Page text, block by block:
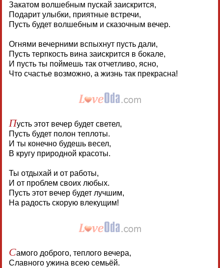
Закатом волшебным пускай заискрится,
Подарит улыбки, приятные встречи,
Пусть будет волшебным и сказочным вечер.
Огнями вечерними вспыхнут пусть дали,
Пусть терпкость вина заискрится в бокале,
И пусть ты поймешь так отчетливо, ясно,
Что счастье возможно, а жизнь так прекрасна!
Пусть этот вечер будет светел,
Пусть будет полон теплоты.
И ты конечно будешь весел,
В кругу природной красоты.
Ты отдыхай и от работы,
И от проблем своих любых.
Пусть этот вечер будет лучшим,
На радость скорую влекущим!
Самого доброго, теплого вечера,
Славного ужина всею семьёй.